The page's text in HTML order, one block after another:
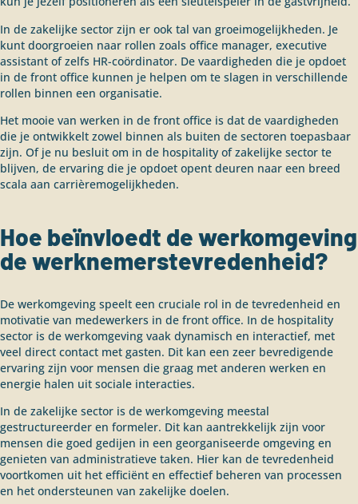
In de zakelijke sector zijn er ook tal van groeimogelijkheden. Je
kunt doorgroeien naar rollen zoals office manager, executive
assistant of zelfs HR-coördinator. De vaardigheden die je opdoet
in de front office kunnen je helpen om te slagen in verschillende
rollen binnen een organisatie.
Het mooie van werken in de front office is dat de vaardigheden
die je ontwikkelt zowel binnen als buiten de sectoren toepasbaar
zijn. Of je nu besluit om in de hospitality of zakelijke sector te
blijven, de ervaring die je opdoet opent deuren naar een breed
scala aan carrièremogelijkheden.
Hoe beïnvloedt de werkomgeving
de werknemerstevredenheid?
De werkomgeving speelt een cruciale rol in de tevredenheid en
motivatie van medewerkers in de front office. In de hospitality
sector is de werkomgeving vaak dynamisch en interactief, met
veel direct contact met gasten. Dit kan een zeer bevredigende
ervaring zijn voor mensen die graag met anderen werken en
energie halen uit sociale interacties.
In de zakelijke sector is de werkomgeving meestal
gestructureerder en formeler. Dit kan aantrekkelijk zijn voor
mensen die goed gedijen in een georganiseerde omgeving en
genieten van administratieve taken. Hier kan de tevredenheid
voortkomen uit het efficiënt en effectief beheren van processen
en het ondersteunen van zakelijke doelen.